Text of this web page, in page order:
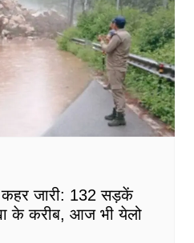
कहर जारी: 132 सड़कें
के करीब, आज भी येलो